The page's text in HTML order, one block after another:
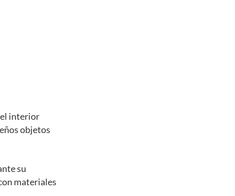
interior
objetos
su
materiales